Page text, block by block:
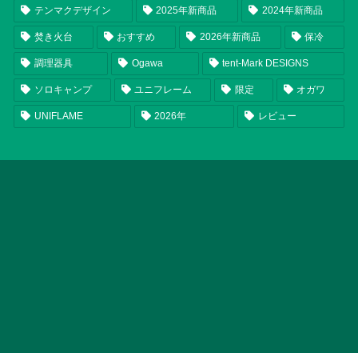
テンマクデザイン 2025年新商品 2024年新商品
焚き火台 おすすめ 2026年新商品 保冷
調理器具 Ogawa tent-Mark DESIGNS
ソロキャンプ ユニフレーム 限定 オガワ
UNIFLAME 2026年 レビュー